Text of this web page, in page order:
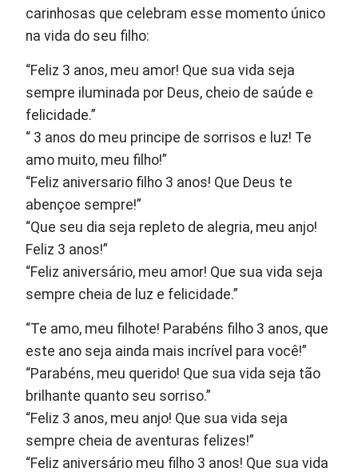
carinhosas que celebram esse momento único
na vida do seu filho:
“Feliz 3 anos, meu amor! Que sua vida seja
sempre iluminada por Deus, cheio de saúde e
felicidade.”
“ 3 anos do meu principe de sorrisos e luz! Te
amo muito, meu filho!”
“Feliz aniversario filho 3 anos! Que Deus te
abençoe sempre!”
“Que seu dia seja repleto de alegria, meu anjo!
Feliz 3 anos!”
“Feliz aniversário, meu amor! Que sua vida seja
sempre cheia de luz e felicidade.”
“Te amo, meu filhote! Parabéns filho 3 anos, que
este ano seja ainda mais incrível para você!”
“Parabéns, meu querido! Que sua vida seja tão
brilhante quanto seu sorriso.”
“Feliz 3 anos, meu anjo! Que sua vida seja
sempre cheia de aventuras felizes!”
“Feliz aniversário meu filho 3 anos! Que sua vida